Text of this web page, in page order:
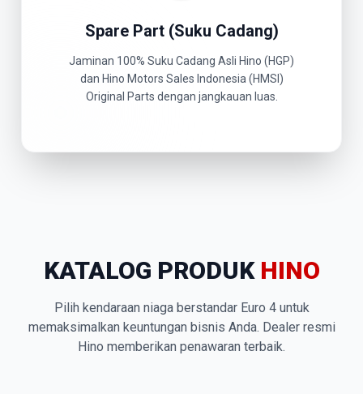
Spare Part (Suku Cadang)
Jaminan 100% Suku Cadang Asli Hino (HGP)
dan Hino Motors Sales Indonesia (HMSI)
Original Parts dengan jangkauan luas.
KATALOG PRODUK HINO
Pilih kendaraan niaga berstandar Euro 4 untuk
memaksimalkan keuntungan bisnis Anda. Dealer resmi
Hino memberikan penawaran terbaik.